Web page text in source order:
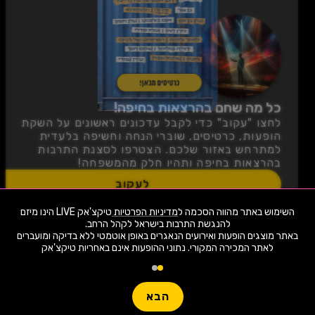
השימוש באתר מהווה הסכמה למדיניות הפרטיות
טיקצ'אק LIVE הינו מיזם
באתר מוצגים הופעות ואירועים הנאגרים באופן אוטמטי ללא בדיקה ומועברים
לאתר המכירה המקורי. נתוני ההופעות אינם באחריות טיקצ'אק
הבא
חפשו הופעה
כל מה שחם בהרצאות בחיפה!
לחצו "עקוב" כדי לקבל עדכונים ראשונים על השקת
הופעות, כרטיסים, שוברי הנחה וחשיפה בלעדית
למתרחש באזור שלכם. הצטרפו לסצנת התרבות
בהרצאות בחיפה ותהיו חלק מהמשפחה!
לעקוב
שימו -💓- נתוני ההופעות המוצגים עודכנו על ידי בינה מלאכותית מאתר המכירה
המקורי. יתכנו טעויות ושינויים.
טיקצ'אק LIVE לא מוכרת כרטיסים למופע זה ולא לוקחת אחריות על
יש לבדוק היטב באתר המכירה בפועל לפני הרכישה!
פופולריים השבוע